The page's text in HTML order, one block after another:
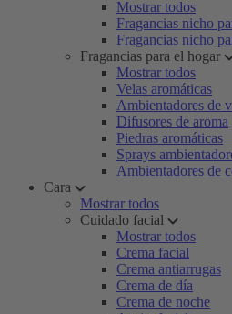
Mostrar todos
Fragancias nicho
Fragancias nicho
Fragancias para el hogar
Mostrar todos
Velas aromáticas
Ambientadores de
Difusores de aroma
Piedras aromáticas
Sprays
Ambientadores de
Cara
Mostrar todos
Cuidado facial
Mostrar todos
Crema facial
Crema antiarrugas
Crema de día
Crema de noche